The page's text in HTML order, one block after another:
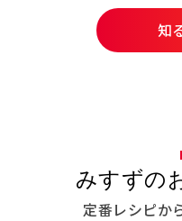
知
みすずの
定番レシピか